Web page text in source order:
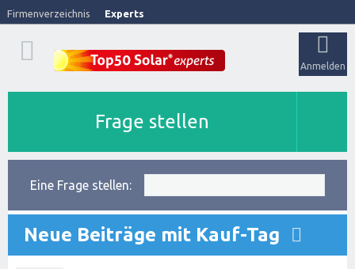
Firmenverzeichnis Experts
Anmelden
Frage stellen
Eine Frage stellen:
Neue Beiträge mit Kauf-Tag